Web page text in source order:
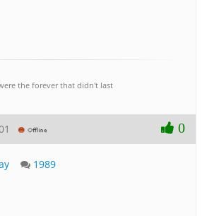
the forever that didn't last
0
1989